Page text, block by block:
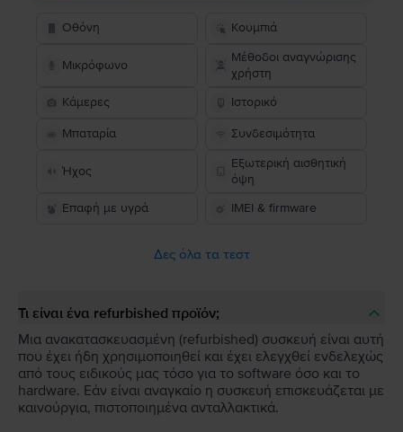
Οθόνη Κουμπιά
Μικρόφωνο
Μέθοδοι αναγνώρισης
χρήστη
Κάμερες
Ιστορικό
Μπαταρία Συνδεσιμότητα
Ήχος
Εξωτερική αισθητική
όψη
Επαφή με υγρά
IMEI & firmware
Δες όλα τα τεστ
Τι είναι ένα refurbished προϊόν;
Μια ανακατασκευασμένη (refurbished) συσκευή είναι αυτή
που έχει ήδη χρησιμοποιηθεί και έχει ελεγχθεί ενδελεχώς
από τους ειδικούς μας τόσο για το software όσο και το
hardware. Εάν είναι αναγκαίο η συσκευή επισκευάζεται με
καινούργια, πιστοποιημένα ανταλλακτικά.